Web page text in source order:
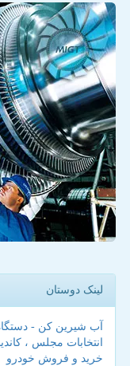
لینک دوستان
آب شیرین کن -
انتخابات مجلس ،
خرید و فروش خودرو